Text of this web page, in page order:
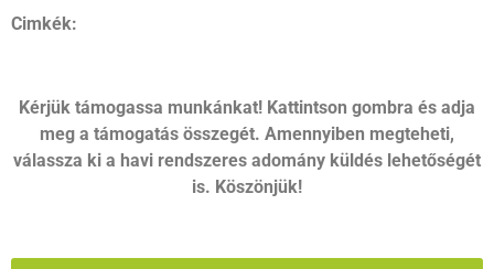
Cimkék:
Kérjük támogassa munkánkat! Kattintson gombra és adja
meg a támogatás összegét. Amennyiben megteheti,
válassza ki a havi rendszeres adomány küldés lehetőségét
is. Köszönjük!